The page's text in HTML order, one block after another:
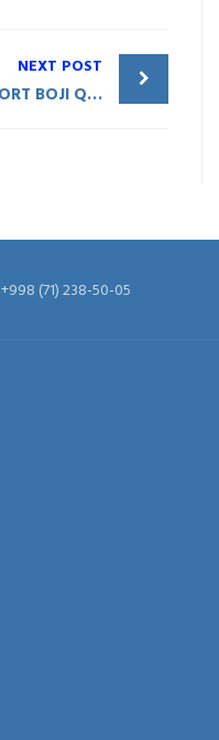
NEXT POST
AYRIM MAHSULOTLARGA IMPORT BOJI QOʻLLANILMAYDI
+998 (71) 238-50-05